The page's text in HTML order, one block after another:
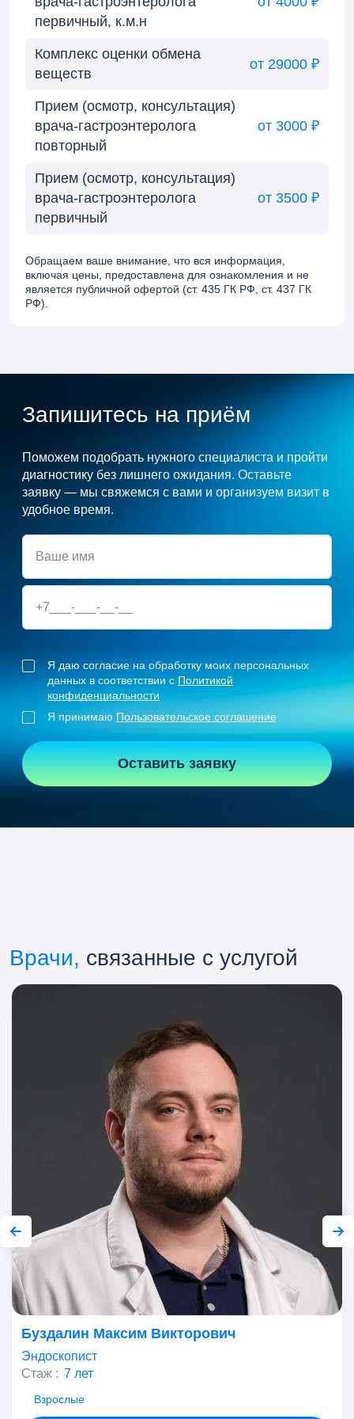
первичный, к.м.н
Комплекс оценки обмена
веществ
от 29000 ₽
Прием (осмотр, консультация)
врача-гастроэнтеролога
повторный
от 3000 ₽
Прием (осмотр, консультация)
врача-гастроэнтеролога
первичный
от 3500 ₽
Обращаем ваше внимание, что вся информация,
включая цены, предоставлена для ознакомления и не
является публичной офертой (ст. 435 ГК РФ, cт. 437 ГК
РФ).
Запишитесь на приём
Поможем подобрать нужного специалиста и пройти
диагностику без лишнего ожидания. Оставьте
заявку — мы свяжемся с вами и организуем визит в
удобное время.
Я даю согласие на обработку моих персональных
данных в соответствии с Политикой
конфиденциальности
Я принимаю Пользовательское соглашение
Оставить заявку
Врачи, связанные с услугой
Буздалин Максим Викторович
Эндоскопист
Стаж : 7 лет
Взрослые